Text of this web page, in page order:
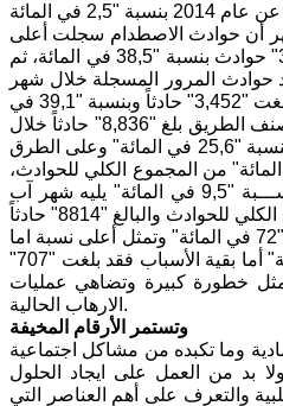
أن حوادث الاصطدام سجلت أعلى
نسبة خلال سنة 2015 إذ بلغت "4,213" حادثاً بنسبة "48 في المائة" من مجموع الحوادث، تليها حوادث الدهس "3,405" حوادث بنسبة "38,5 في المائة، ثم
حادثاً بنسبة "2,5 في المائة"، مضيفاً أن "عدد حوادث المرور المسجلة خلال شهر
كانون الأول بلغ "387" حادثاً بنسبة "4,4 في المائة، يليه شهر آب "374" حادثاً وبنسبة "4,2 في المائة، أما بقية الأشهر بلغت "3,452" حادثاً وبنسبة "39,1 في
المائة" من المجموع الكلي للحوادث والبالغ "8,836" حادثاً خلال سنة 2015". كما أن "عدد الحوادث المرورية حسب صنف الطريق بلغ "8,836" حادثاً خلال
سنة 2015 منها "4,303" حوادث على الطرق الرئيسة بنسبة "49 في المائة، وعلى الطرق الفرعية بلغ "2,266" حادثاً بنسبة "25,6 في المائة" وعلى الطرق
حادثاً بنسبة "20 في المائة" وفي الطرق الريفية بلغ عدد الحوادث "506" حوادث بنسبة "5,7 في المائة" من المجموع الكلي للحوادث،
أما "عدد حوادث المرور المسجلة خلال سنة 2014 فقد سجل اعلى نسبة في شهر كانون الاول "841" حــــادثاً بنســـبة "9,5 في المائة" يليه شهر آب
والواضح بحسب "التخطيط" أن أحد أهم مسببات وقوع الحوادث كانت بسبب السائق إذ سجلت "6,393" حادثاً وبنسبة "72 في المائة" وتمثل أعلى نسبة اما
الحوادث بسبب السيارة فقد بلغ "998" حادثاً بنسبة "11 في المائة" وبسبب الطريق "738" حادثاً بنسبة "8,4 في المائة" أما بقية الأسباب فقد بلغت "707"
للحوادث والبالغ "8,836" حادثاً خلال سنة 2015، وهي حوادث تمثل خطورة كبيرة وتضاهي عمليات
الارهاب الحالية.
وتستمر الأرقام المخيفة
وما تكبده من مشاكل اجتماعية
بد من العمل على ايجاد الحلول
والتعرف على أهم العناصر التي